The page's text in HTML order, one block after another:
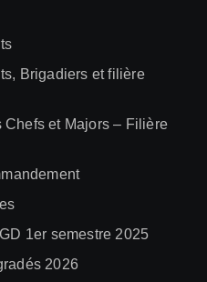
Brigadiers et filière
et Majors – Filière
1er semestre 2025
2026